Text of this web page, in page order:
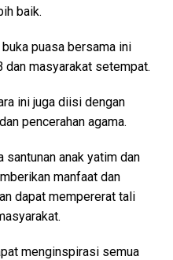
baik.
puasa bersama ini
masyarakat setempat.
ini juga diisi dengan
pencerahan agama.
santunan anak yatim dan
manfaat dan
dapat mempererat tali
menginspirasi semua